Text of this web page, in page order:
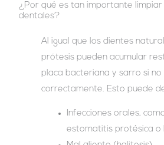
¿Por qué es tan importante
dentales?
Al igual que los dientes
prótesis pueden acumular
placa bacteriana y sarro si no
correctamente. Esto puede
Infecciones orales,
estomatitis protésica o